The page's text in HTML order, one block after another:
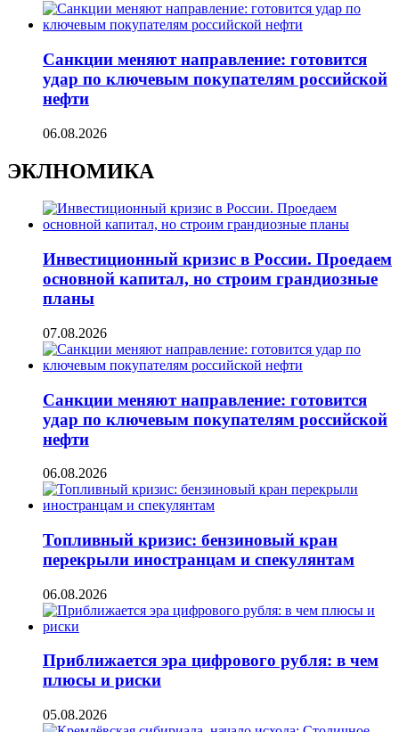
Санкции меняют направление: готовится
удар по ключевым покупателям российской
нефти
06.08.2026
ЭКЛНОМИКА
Инвестиционный кризис в России. Проедаем
основной капитал, но строим грандиозные
планы
07.08.2026
Санкции меняют направление: готовится
удар по ключевым покупателям российской
нефти
06.08.2026
Топливный кризис: бензиновый кран
перекрыли иностранцам и спекулянтам
06.08.2026
Приближается эра цифрового рубля: в чем
плюсы и риски
05.08.2026